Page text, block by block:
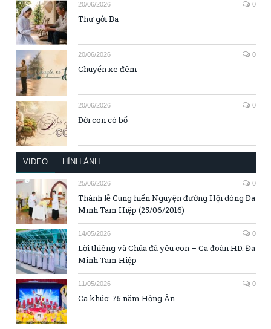
20/06/2026 0
Thư gởi Ba
20/06/2026 0
Chuyến xe đêm
20/06/2026 0
Đời con có bố
VIDEO HÌNH ẢNH
25/06/2026 0
Thánh lễ Cung hiến Nguyện đường Hội dòng Đa
Minh Tam Hiệp (25/06/2016)
14/05/2026 0
Lời thiêng và Chúa đã yêu con – Ca đoàn HD. Đa
Minh Tam Hiệp
11/05/2026 0
Ca khúc: 75 năm Hồng Ân